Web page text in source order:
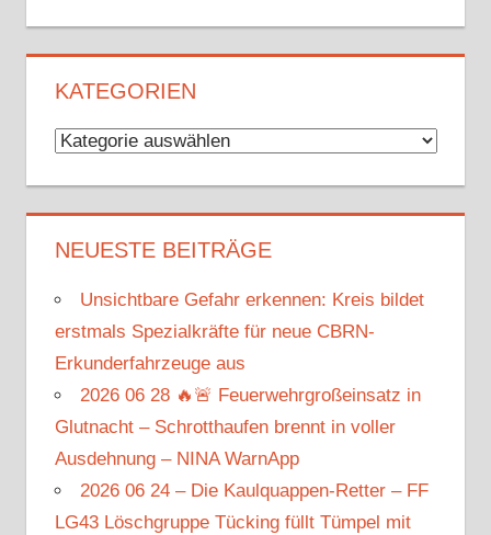
KATEGORIEN
Kategorien
NEUESTE BEITRÄGE
Unsichtbare Gefahr erkennen: Kreis bildet
erstmals Spezialkräfte für neue CBRN-
Erkunderfahrzeuge aus
2026 06 28 🔥🚨 Feuerwehrgroßeinsatz in
Glutnacht – Schrotthaufen brennt in voller
Ausdehnung – NINA WarnApp
2026 06 24 – Die Kaulquappen-Retter – FF
LG43 Löschgruppe Tücking füllt Tümpel mit